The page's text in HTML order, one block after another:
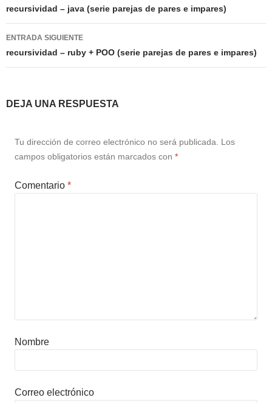
de
entradas
recursividad – java (serie parejas de pares e impares)
ENTRADA SIGUIENTE
recursividad – ruby + POO (serie parejas de pares e impares)
DEJA UNA RESPUESTA
Tu dirección de correo electrónico no será publicada.
Los
campos obligatorios están marcados con *
Comentario *
Nombre
Correo electrónico